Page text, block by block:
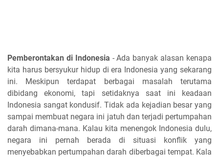
Pemberontakan di Indonesia - Ada banyak alasan kenapa
kita harus bersyukur hidup di era Indonesia yang sekarang
ini. Meskipun terdapat berbagai masalah terutama
dibidang ekonomi, tapi setidaknya saat ini keadaan
Indonesia sangat kondusif. Tidak ada kejadian besar yang
sampai membuat negara ini jatuh dan terjadi pertumpahan
darah dimana-mana. Kalau kita menengok Indonesia dulu,
negara ini pernah berada di situasi konflik yang
menyebabkan pertumpahan darah diberbagai tempat. Kala